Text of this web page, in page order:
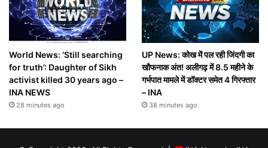
World News: ‘Still searching
for truth’: Daughter of Sikh
activist killed 30 years ago –
INA NEWS
28 minutes ago
UP News: कोख में पल रही जिंदगी का
खौफनाक अंत! अलीगढ़ में 8.5 महीने के
गर्भपात मामले में डॉक्टर समेत 4 गिरफ्तार
– INA
38 minutes ago